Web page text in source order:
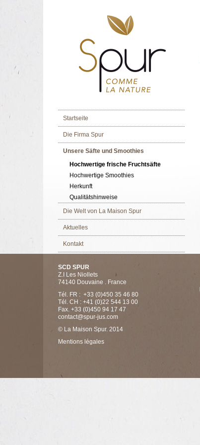
Startseite
Die Firma Spur
Unsere Säfte und Smoothies
Hochwertige frische Fruchtsäfte
Hochwertige Smoothies
Herkunft
Qualitätshinweise
Die Welt von La Maison Spur
Aktuelles
Kontakt
SCD SPUR
Z.I Les Niollets
74140 Douvaine . France
Tél. FR : +33 (0)450 35 46 80
Tél. CH : +41 (0)22 544 13 00
Fax. +33 (0)450 94 17 47
contact@spur-jus.com
© La Maison Spur. 2014
Mentions légales